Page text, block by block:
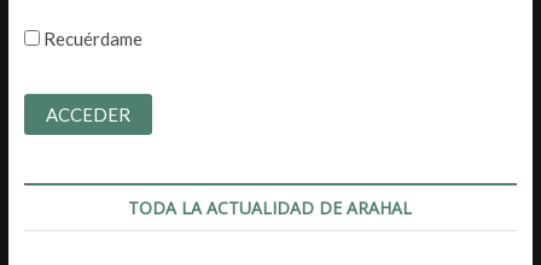
Recuérdame
TODA LA ACTUALIDAD DE ARAHAL